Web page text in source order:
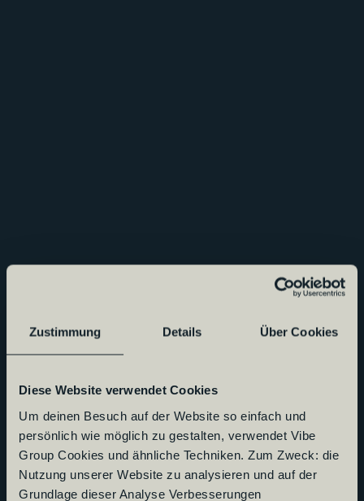
Zustimmung Details Über Cookies
Diese Website verwendet Cookies
Um deinen Besuch auf der Website so einfach und
persönlich wie möglich zu gestalten, verwendet Vibe
Group Cookies und ähnliche Techniken. Zum Zweck: die
Nutzung unserer Website zu analysieren und auf der
Grundlage dieser Analyse Verbesserungen